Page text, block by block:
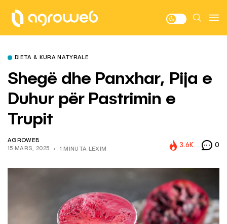
DIETA & KURA NATYRALE
Shegë dhe Panxhar, Pija e
Duhur për Pastrimin e
Trupit
AGROWEB
15 MARS, 2025
1 MINUTA LEXIM
3.6K 0